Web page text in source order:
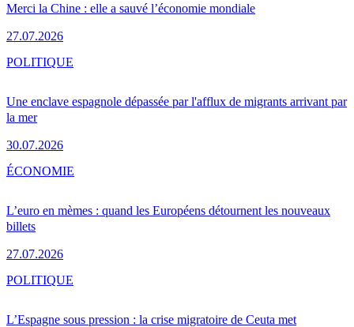
Merci la Chine : elle a sauvé l’économie mondiale
27.07.2026
Une enclave espagnole dépassée par l'afflux de migrants arrivant par
la mer
30.07.2026
POLITIQUE
L’euro en mèmes : quand les Européens détournent les nouveaux
billets
27.07.2026
ÉCONOMIE
L’Espagne sous pression : la crise migratoire de Ceuta met
POLITIQUE